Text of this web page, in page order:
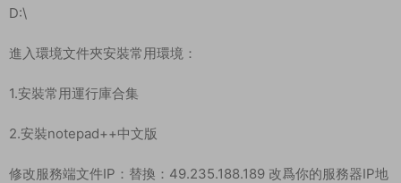
D:\
進入環境文件夾安裝常用環境：
1.安裝常用運行庫合集
2.安裝notepad++中文版
修改服務端文件IP：替換：49.235.188.189 改爲你的服務器IP地